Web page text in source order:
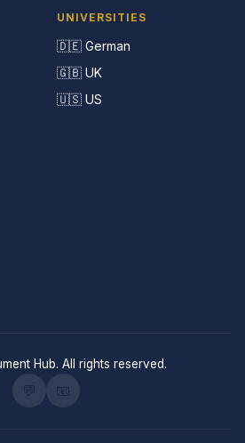
UNIVERSITIES
🇩🇪 German
🇬🇧 UK
🇺🇸 US
Hub. All rights reserved.